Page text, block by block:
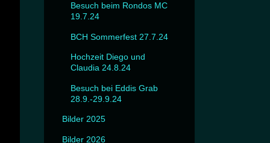
Besuch beim Rondos MC
19.7.24
BCH Sommerfest 27.7.24
Hochzeit Diego und
Claudia 24.8.24
Besuch bei Eddis Grab
28.9.-29.9.24
Bilder 2025
Bilder 2026